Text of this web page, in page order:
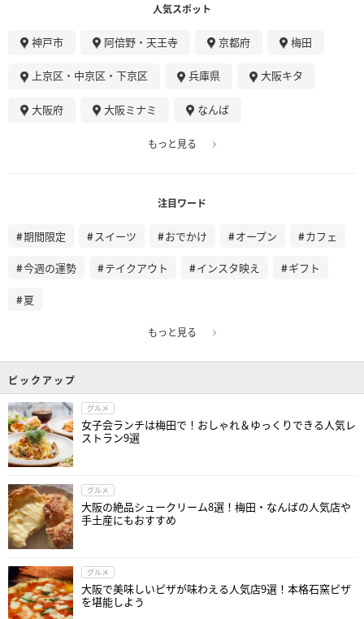
人気スポット
神戸市 阿倍野・天王寺 京都府 梅田
上京区・中京区・下京区 兵庫県 大阪キタ
大阪府 大阪ミナミ なんば
もっと見る
注目ワード
期間限定 スイーツ おでかけ オープン カフェ
今週の運勢 テイクアウト インスタ映え ギフト
夏
もっと見る
ピックアップ
グルメ
女子会ランチは梅田で！おしゃれ＆ゆっくりできる人気レ
ストラン9選
グルメ
大阪の絶品シュークリーム8選！梅田・なんばの人気店や
手土産にもおすすめ
グルメ
大阪で美味しいピザが味わえる人気店9選！本格石窯ピザ
を堪能しよう